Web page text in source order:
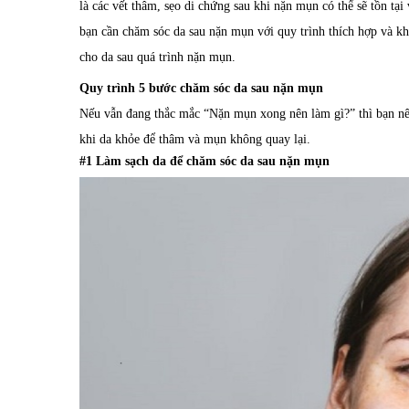
là các vết thâm, sẹo di chứng sau khi nặn mụn có thể sẽ tồn
bạn cần chăm sóc da sau nặn mụn với quy trình thích hợp và
cho da sau quá trình nặn mụn.
Quy trình 5 bước chăm sóc da sau nặn mụn
Nếu vẫn đang thắc mắc “Nặn mụn xong nên làm gì?” thì bạn
khi da khỏe để thâm và mụn không quay lại.
#1 Làm sạch da để chăm sóc da sau nặn mụn